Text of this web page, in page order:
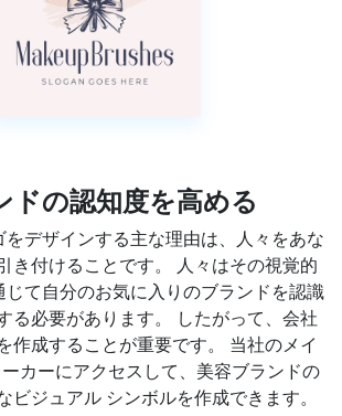
ドの認知度を高める
をデザインする主な理由は、人々をあな
き付けることです。 人々はその視覚的
じて自分のお気に入りのブランドを認識
る必要があります。 したがって、会社
作成することが重要です。 当社のメイ
カーにアクセスして、美容ブランドの
ビジュアル シンボルを作成できます。